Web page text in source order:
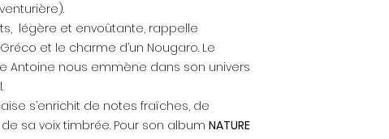
légère et envoûtante, rappelle
et le charme d’un Nougaro. Le
Antoine nous emmène dans son univers
s’enrichit de notes fraîches, de
sa voix timbrée. Pour son album NATURE